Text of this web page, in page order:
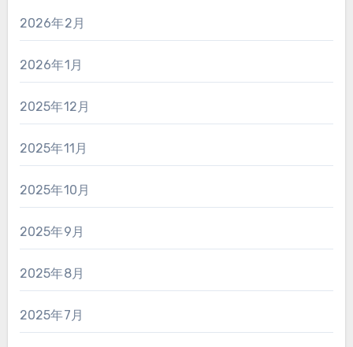
2026年2月
2026年1月
2025年12月
2025年11月
2025年10月
2025年9月
2025年8月
2025年7月